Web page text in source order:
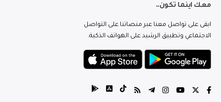
معك اينما تكون..
ابقى على تواصل معنا عبر منصاتنا على التواصل
الاجتماعي وتطبيق الرشيد على الهواتف الذكية.